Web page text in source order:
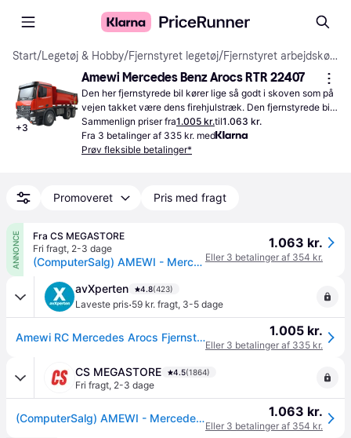
Start/Legetøj & Hobby/Fjernstyret legetøj/ Fjernstyret arbejdskøretøj
+3
Amewi Mercedes Benz Arocs RTR 22407
Den her fjernstyrede bil kører lige så godt i skoven som på
vejen takket være dens firehjulstræk. Den fjernstyrede bil
har en opladningstid på 90 minutter, så du hurtigt er igang
med at have det sjovt igen.
Sammenlign priser fra1.005 kr.til1.063 kr.
Fra 3 betalinger af 335 kr. med
Prøv fleksible betalinger*
Promoveret Pris med fragt
ANNONCE
Fra CS MEGASTORE
Fri fragt, 2-3 dage
(ComputerSalg) AMEWI - Mercedes-Benz Arocs 6X4 Electric Model Truck 2,4 GHz RTR - RC - rød
1.063 kr.
Eller 3 betalinger af 354 kr.
avXperten 4.8(423)
Laveste pris·59 kr. fragt, 3-5 dage
Amewi RC Mercedes Arocs Fjernstyret Lastbil 1:18 - 42cm (20min) 1.005 kr.
Eller 3 betalinger af 335 kr.
CS MEGASTORE 4.5(1864)
Fri fragt, 2-3 dage
(ComputerSalg) AMEWI - Mercedes-Benz Arocs 6X4 Electric Model Truck 2,4 GHz RTR - RC - rød 1.063 kr.
Eller 3 betalinger af 354 kr.